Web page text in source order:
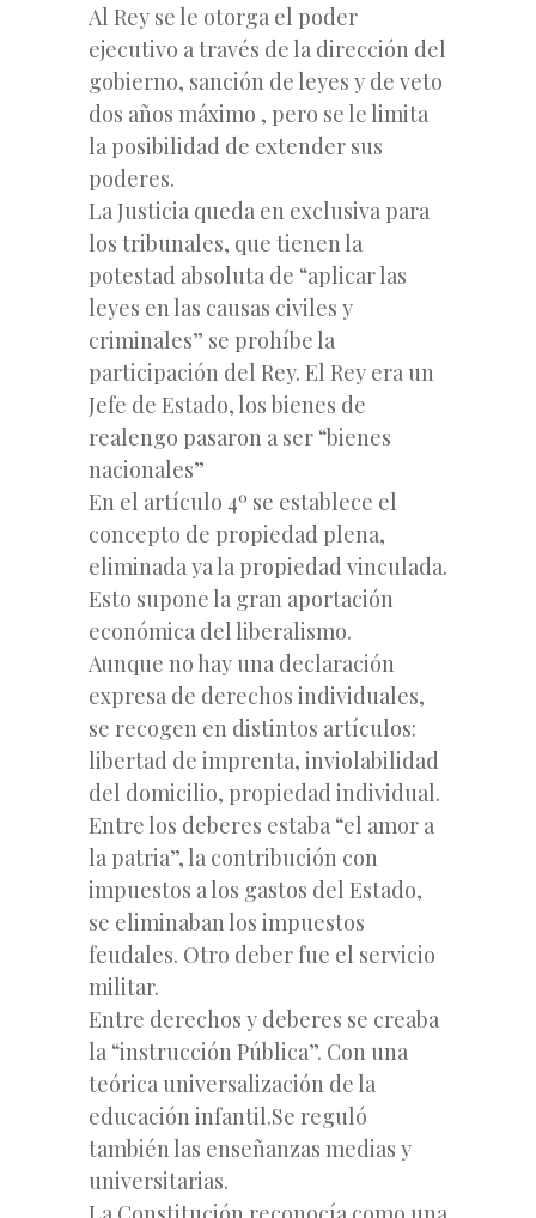
Al Rey se le otorga el poder
ejecutivo a través de la dirección del
gobierno, sanción de leyes y de veto
dos años máximo , pero se le limita
la posibilidad de extender sus
poderes.
La Justicia queda en exclusiva para
los tribunales, que tienen la
potestad absoluta de “aplicar las
leyes en las causas civiles y
criminales” se prohíbe la
participación del Rey. El Rey era un
Jefe de Estado, los bienes de
realengo pasaron a ser “bienes
nacionales”
En el artículo 4º se establece el
concepto de propiedad plena,
eliminada ya la propiedad vinculada.
Esto supone la gran aportación
económica del liberalismo.
Aunque no hay una declaración
expresa de derechos individuales,
se recogen en distintos artículos:
libertad de imprenta, inviolabilidad
del domicilio, propiedad individual.
Entre los deberes estaba “el amor a
la patria”, la contribución con
impuestos a los gastos del Estado,
se eliminaban los impuestos
feudales. Otro deber fue el servicio
militar.
Entre derechos y deberes se creaba
la “instrucción Pública”. Con una
teórica universalización de la
educación infantil.Se reguló
también las enseñanzas medias y
universitarias.